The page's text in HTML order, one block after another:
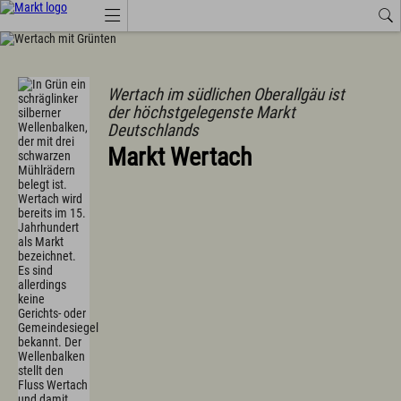
Job-Angebote
Tourismus Wertach
Aktuelles
Amtsblatt
Amtliche Bekanntmachungen
Anruf-Sammeltaxi, Busse, Bahn
Branchenbuch
Energie
Job-Angebote
Landkreis Oberallgäu
Marktprodukte "vo eis dahoim"
Marktwärme
Neue Ortsmitte mit Saal
Neue Kindertagesstätte in den Starzlachauen
Veranstaltungen
Wertach Themen
Wertach im südlichen Oberallgäu ist
der höchstgelegenste Markt
Deutschlands
Markt Wertach